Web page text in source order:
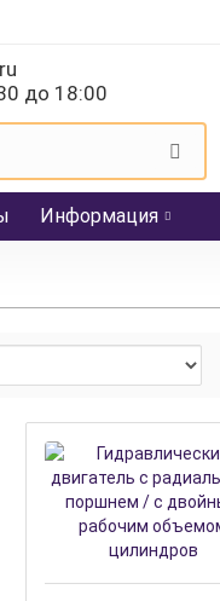
до 18:00
Информация